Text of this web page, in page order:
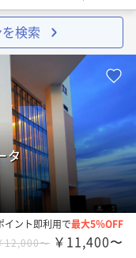
検索
タ
イント即利用で最大5％OFF
12,000〜 ￥11,400〜